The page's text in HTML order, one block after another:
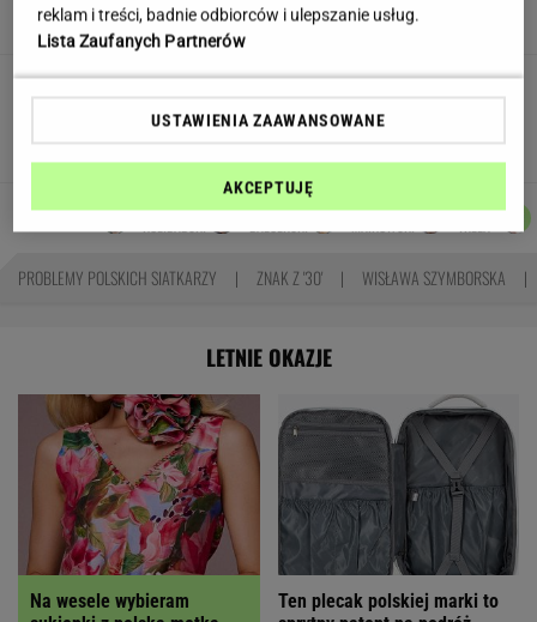
SUBSKRYPCJA
Oto darmowy sposób na
odcinkowe pomiary prędkości. Polski program
TOMASZ OKUROWSKI
Autorzy:
KACPER
JAKUB
DANIEL
MICHAŁ
PROBLEMY POLSKICH SIATKARZY ZNAK Z '30' WISŁAWA SZYMBORSKA
LETNIE OKAZJE
Na wesele wybieram
Ten plecak polskiej marki to
reklam i treści, badnie odbiorców i ulepszanie usług.
Lista Zaufanych Partnerów
USTAWIENIA ZAAWANSOWANE
AKCEPTUJĘ